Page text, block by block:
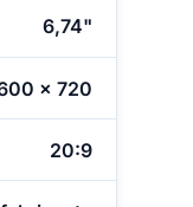
6,74"
x 720
20:9